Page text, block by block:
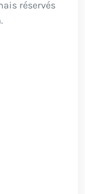
réservés